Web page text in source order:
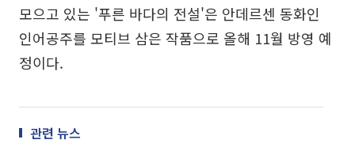
모으고 있는 '푸른 바다의 전설'은 안데르센 동화인
인어공주를 모티브 삼은 작품으로 올해 11월 방영 예
정이다.
관련 뉴스